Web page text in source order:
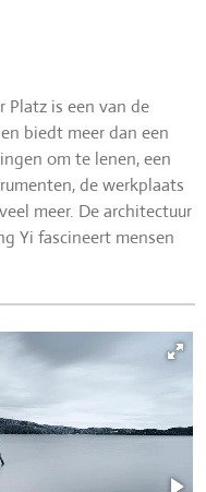
is een van de
biedt meer dan een
om te lenen, een
de werkplaats
meer. De architectuur
Yi fascineert mensen